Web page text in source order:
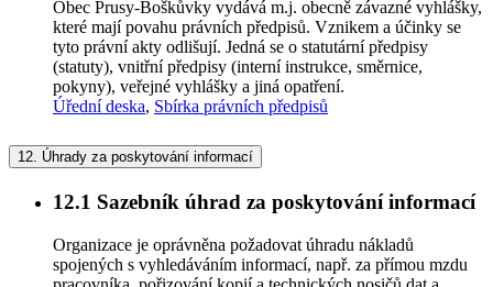
Obec Prusy-Boškůvky vydává m.j. obecně závazné vyhlášky,
které mají povahu právních předpisů. Vznikem a účinky se
tyto právní akty odlišují. Jedná se o statutární předpisy
(statuty), vnitřní předpisy (interní instrukce, směrnice,
pokyny), veřejné vyhlášky a jiná opatření.
Úřední deska, Sbírka právních předpisů
12. Úhrady za poskytování informací
12.1 Sazebník úhrad za poskytování informací
Organizace je oprávněna požadovat úhradu nákladů
spojených s vyhledáváním informací, např. za přímou mzdu